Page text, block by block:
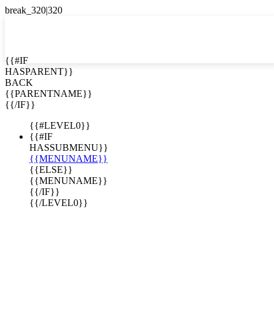

EN
ES
{{#IF
HASPARENT}}
BACK
{{PARENTNAME}}
{{/IF}}
{{#LEVEL0}}
{{#IF
HASSUBMENU}}
{{MENUNAME}}
{{ELSE}}
{{MENUNAME}}
{{/IF}}
{{/LEVEL0}}